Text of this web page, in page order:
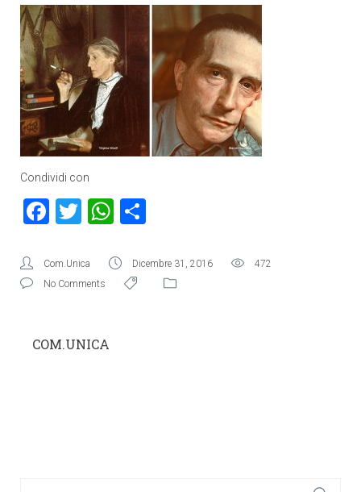
Condividi con
Facebook
TwitterWhatsApp
Com.Unica Dicembre 31, 2016
472
No Comments
COM.UNICA